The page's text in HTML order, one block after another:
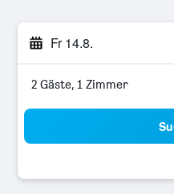
Fr 14.8.
2 Gäste, 1 Zimmer